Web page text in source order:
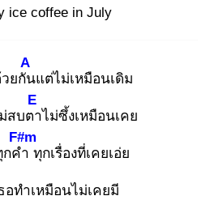
ice coffee in July
วยกัน
A
แต่ไม่เหมือนเดิม
สบตา
E
ไม่ซึ้งเหมือนเคย
คำ
F#m
ทุกเรื่องที่เคยเอ่ย
อทำเหมือนไม่เคยมี